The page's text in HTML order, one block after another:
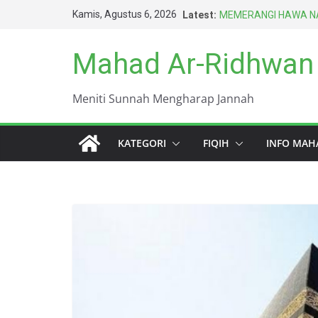
Kamis, Agustus 6, 2026 Latest: MEMERANGI HAWA
TERBAIK UMAT INI
DUNIA INI KOTOR
ISTIMNA DENGAN
Mahad Ar-
Meniti Sunnah Mengharap Jannah
KATEGORI FIQIH INFO